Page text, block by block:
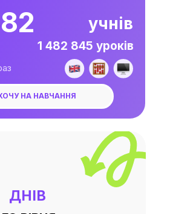
учнів
1 482 847 уроків
НА НАВЧАННЯ
ДНІВ